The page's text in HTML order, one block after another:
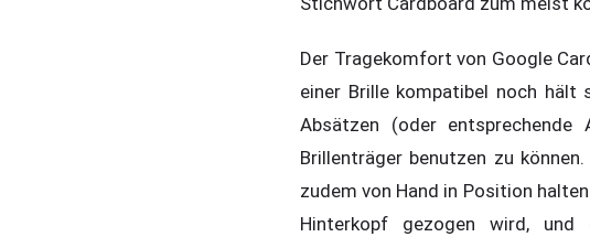
Der Tragekomfort von Google
einer Brille kompatibel noch hält
Absätzen (oder
Brillenträger benutzen zu
zudem von Hand in Position
Hinterkopf gezogen wird, und